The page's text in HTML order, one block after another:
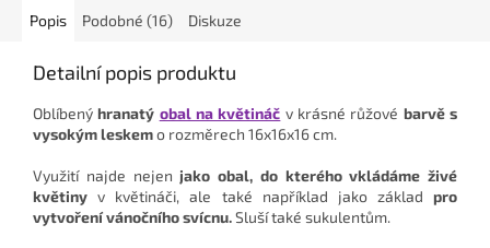
Popis Podobné (16) Diskuze
Detailní popis produktu
Oblíbenýhranatý obal na květináč v krásné růžové barvě s
vysokým leskemo rozměrech 16x16x16 cm.
Využití najde nejen jako obal, do kterého vkládáme živé
květiny v květináči, ale také například jako základ pro
vytvoření vánočního svícnu.Sluší také sukulentům.